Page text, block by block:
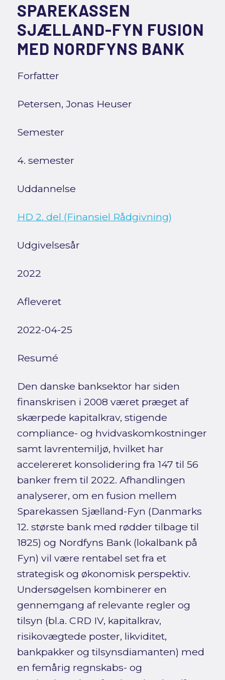
SPAREKASSEN
SJÆLLAND-FYN FUSION
MED NORDFYNS BANK
Forfatter
Petersen, Jonas Heuser
Semester
4. semester
Uddannelse
HD 2. del (Finansiel Rådgivning)
Udgivelsesår
2022
Afleveret
2022-04-25
Resumé
Den danske banksektor har siden
finanskrisen i 2008 været præget af
skærpede kapitalkrav, stigende
compliance- og hvidvaskomkostninger
samt lavrentemiljø, hvilket har
accelereret konsolidering fra 147 til 56
banker frem til 2022. Afhandlingen
analyserer, om en fusion mellem
Sparekassen Sjælland-Fyn (Danmarks
12. største bank med rødder tilbage til
1825) og Nordfyns Bank (lokalbank på
Fyn) vil være rentabel set fra et
strategisk og økonomisk perspektiv.
Undersøgelsen kombinerer en
gennemgang af relevante regler og
tilsyn (bl.a. CRD IV, kapitalkrav,
risikovægtede poster, likviditet,
bankpakker og tilsynsdiamanten) med
en femårig regnskabs- og